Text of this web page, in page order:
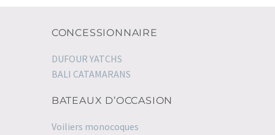
CONCESSIONNAIRE
DUFOUR YATCHS
BALI CATAMARANS
BATEAUX D’OCCASION
Voiliers monocoques